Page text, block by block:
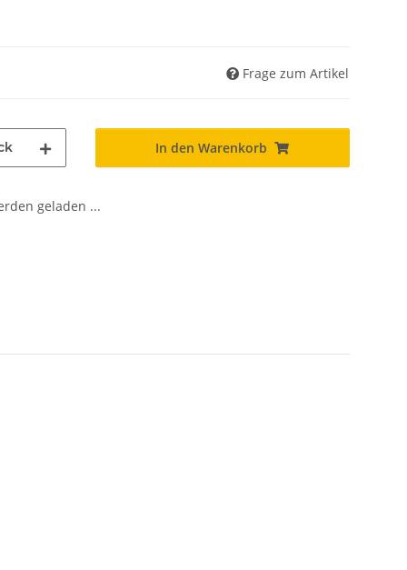
Frage zum Artikel
In den Warenkorb
geladen ...